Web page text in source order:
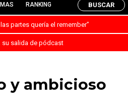
RANKING BUSCAR
partes quería el remember”
su salida de pódcast
y ambicioso